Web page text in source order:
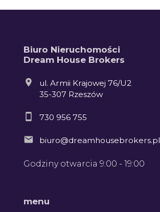
Biuro Nieruchomości
Dream House Brokers
ul. Armii Krajowej 76/U2
35-307 Rzeszów
730 956 755
biuro@dreamhousebrokers.pl
Godziny otwarcia 9:00 - 19:00
menu